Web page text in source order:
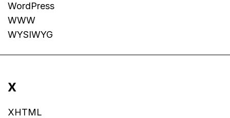
WordPress
WWW
WYSIWYG
x
XHTML